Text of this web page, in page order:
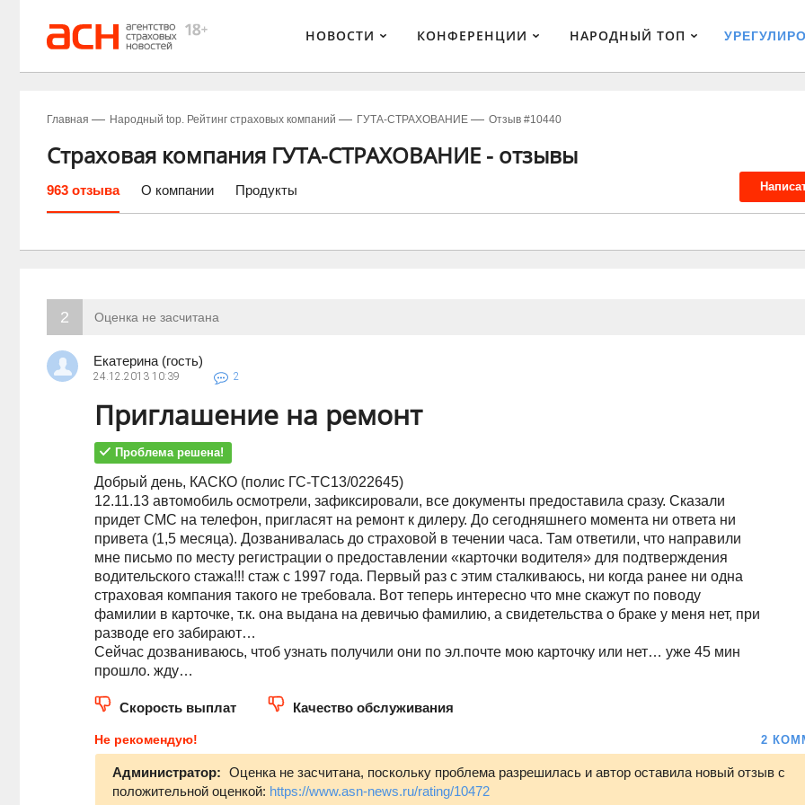
НОВОСТИ КОНФЕРЕНЦИИ НАРОДНЫЙ ТОП
Главная Народный top. Рейтинг страховых компаний ГУТА-СТРАХОВАНИЕ Отзыв #10440
Страховая компания ГУТА-СТРАХОВАНИЕ - отзывы
963 отзыва О компании Продукты
2 Оценка не засчитана
Екатерина (гость)
24.12.2013 10:39 2
Приглашение на ремонт
Проблема решена!
Добрый день, КАСКО (полис ГС-ТС13/022645)
12.11.13 автомобиль осмотрели, зафиксировали, все документы предоставила сразу. Сказали
придет СМС на телефон, пригласят на ремонт к дилеру. До сегодняшнего момента ни ответа ни
привета (1,5 месяца). Дозванивалась до страховой в течении часа. Там ответили, что направили
мне письмо по месту регистрации о предоставлении «карточки водителя» для подтверждения
водительского стажа!!! стаж с 1997 года. Первый раз с этим сталкиваюсь, ни когда ранее ни одна
страховая компания такого не требовала. Вот теперь интересно что мне скажут по поводу
фамилии в карточке, т.к. она выдана на девичью фамилию, а свидетельства о браке у меня нет, при
разводе его забирают…
Сейчас дозваниваюсь, чтоб узнать получили они по эл.почте мою карточку или нет… уже 45 мин
прошло. жду…
Скорость выплат Качество обслуживания
Не рекомендую! 2
Администратор: Оценка не засчитана, поскольку проблема разрешилась и автор оставила новый отзыв с
положительной оценкой: https://www.asn-news.ru/rating/10472